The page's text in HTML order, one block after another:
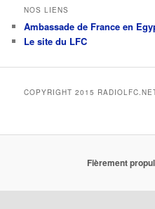
NOS LIENS
Ambassade de France en
Le site du LFC
COPYRIGHT 2015
Fièrement